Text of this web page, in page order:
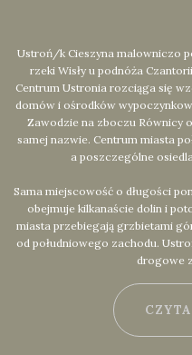
Ustroń/k Cieszyna malowniczo
rzeki Wisły u podnóża
Centrum Ustronia rozciąga się
domów i ośrodków
Zawodzie na zboczu Równicy
samej nazwie. Centrum miasta
a poszczególne
Sama miejscowość o długości
obejmuje kilkanaście dolin i
miasta przebiegają grzbietami
od południowego zachodu.
drogowe